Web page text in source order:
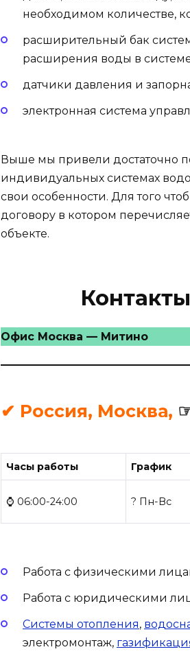
необходимом количестве,
расширительный бак
расширения воды в
датчики давления и
электронная система
Выше мы привели достаточно
индивидуальных системах
свои особенности. Для того
договору в котором
объекте.
Офис Москва — Митино
✔ Россия, Москва,
Часы работы График
⌚ 06:00-24:00 ? Пн-Вс
Работа с физическими
Работа с юридическими
Системы отопления,
электромонтаж,